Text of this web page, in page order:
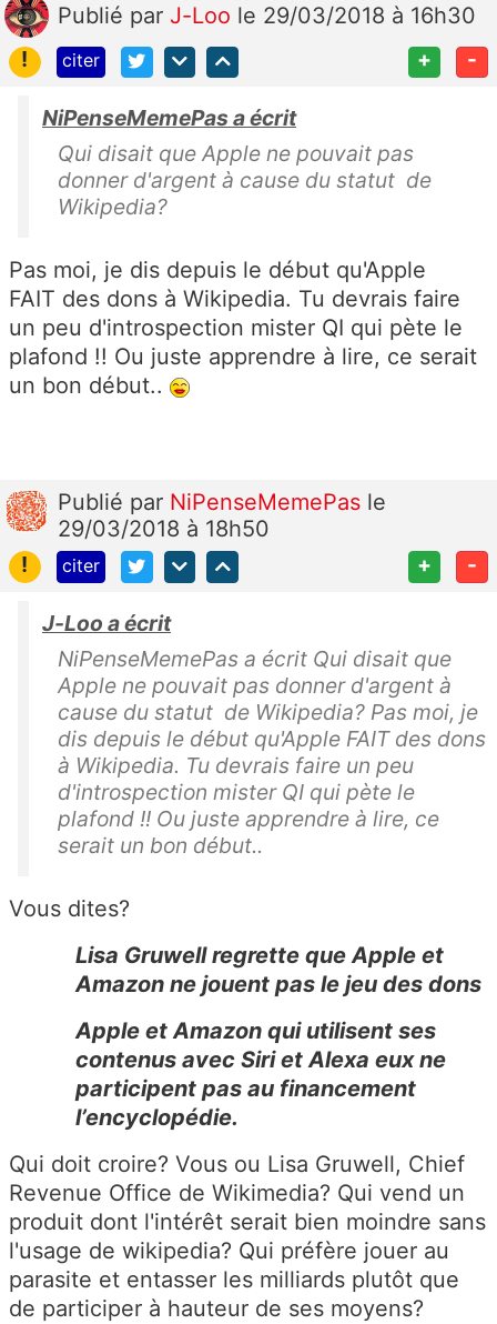
Publié par J-Loo le 29/03/2018 à 16h30
!
citer + -
NiPenseMemePas a écrit
Qui disait que Apple ne pouvait pas
donner d'argent à cause du statut de
Wikipedia?
Pas moi, je dis depuis le début qu'Apple
FAIT des dons à Wikipedia. Tu devrais faire
un peu d'introspection mister QI qui pète le
plafond !! Ou juste apprendre à lire, ce serait
un bon début..
Publié par NiPenseMemePas le
29/03/2018 à 18h50
!
citer + -
J-Loo a écrit
NiPenseMemePas a écrit Qui disait que
Apple ne pouvait pas donner d'argent à
cause du statut de Wikipedia? Pas moi, je
dis depuis le début qu'Apple FAIT des dons
à Wikipedia. Tu devrais faire un peu
d'introspection mister QI qui pète le
plafond !! Ou juste apprendre à lire, ce
serait un bon début..
Vous dites?
Lisa Gruwell regrette que Apple et
Amazon ne jouent pas le jeu des dons
Apple et Amazon qui utilisent ses
contenus avec Siri et Alexa eux ne
participent pas au financement
l’encyclopédie.
Qui doit croire? Vous ou Lisa Gruwell, Chief
Revenue Office de Wikimedia? Qui vend un
produit dont l'intérêt serait bien moindre sans
l'usage de wikipedia? Qui préfère jouer au
parasite et entasser les milliards plutôt que
de participer à hauteur de ses moyens?